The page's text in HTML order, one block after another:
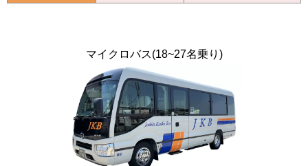
マイクロバス(18~27名乗り)